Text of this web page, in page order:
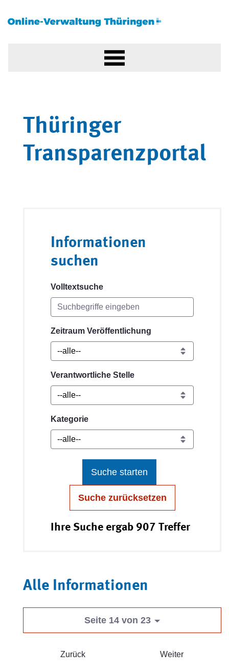
Thüringer
Transparenzportal
Informationen
suchen
Volltextsuche
Zeitraum Veröffentlichung
Verantwortliche Stelle
Kategorie
Suche starten
Suche zurücksetzen
Ihre Suche ergab 907 Treffer
Alle Informationen
Seite 14 von 23
Zurück Weiter